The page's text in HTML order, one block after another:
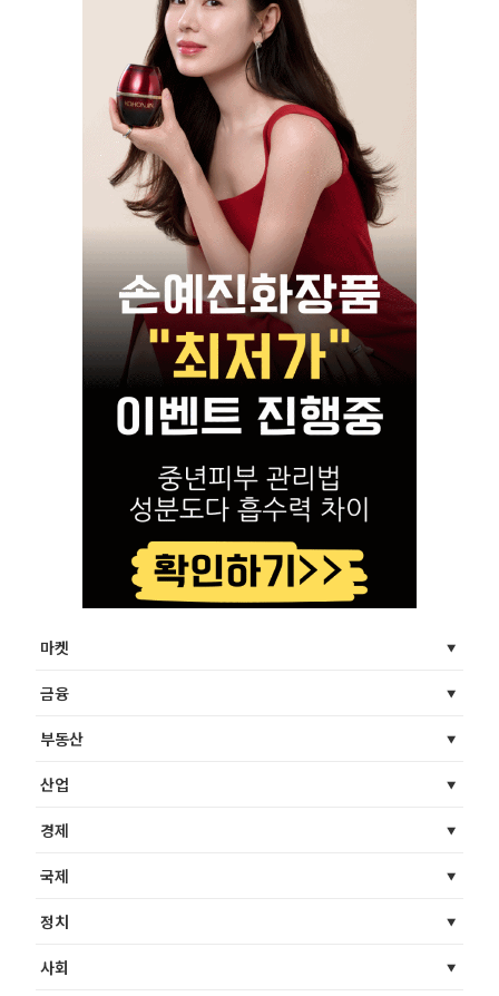
마켓
금융
부동산
산업
경제
국제
정치
사회